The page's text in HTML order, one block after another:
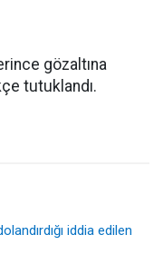
gözaltına
tutuklandı.
iddia edilen